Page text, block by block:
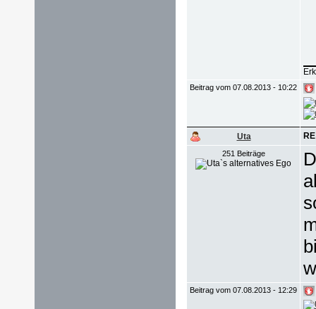
Beitrag vom 07.08.2013 - 10:22
Uta
251 Beiträge
Beitrag vom 07.08.2013 - 12:29